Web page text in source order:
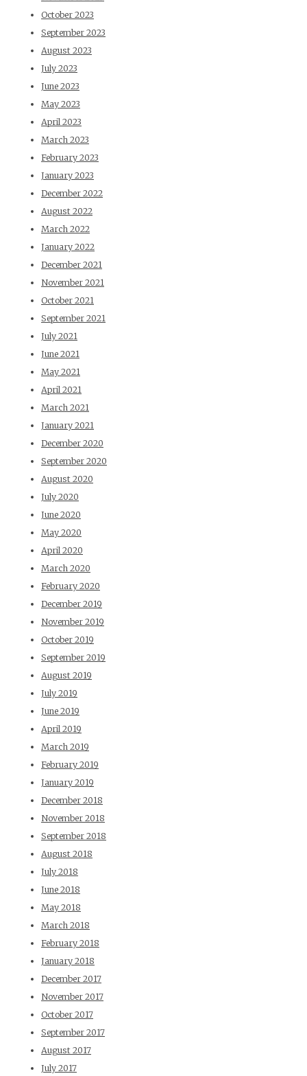
October 2023
September 2023
August 2023
July 2023
June 2023
May 2023
April 2023
March 2023
February 2023
January 2023
December 2022
August 2022
March 2022
January 2022
December 2021
November 2021
October 2021
September 2021
July 2021
June 2021
May 2021
April 2021
March 2021
January 2021
December 2020
September 2020
August 2020
July 2020
June 2020
May 2020
April 2020
March 2020
February 2020
December 2019
November 2019
October 2019
September 2019
August 2019
July 2019
June 2019
April 2019
March 2019
February 2019
January 2019
December 2018
November 2018
September 2018
August 2018
July 2018
June 2018
May 2018
March 2018
February 2018
January 2018
December 2017
November 2017
October 2017
September 2017
August 2017
July 2017